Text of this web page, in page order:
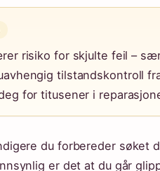
risiko for skjulte feil –
tilstandskontroll
for titusener i
du forbereder søket
er det at du går